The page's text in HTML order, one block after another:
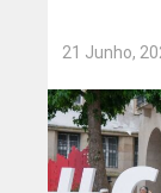
21 Junho,